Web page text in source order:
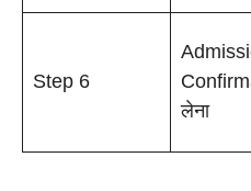
Step 6
लेना